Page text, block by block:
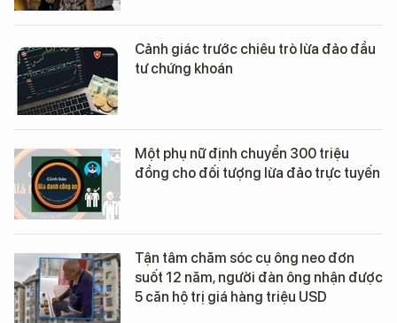
Cảnh giác trước chiêu trò lừa đảo đầu
tư chứng khoán
Một phụ nữ định chuyển 300 triệu
đồng cho đối tượng lừa đảo trực tuyến
Tận tâm chăm sóc cụ ông neo đơn
suốt 12 năm, người đàn ông nhận được
5 căn hộ trị giá hàng triệu USD